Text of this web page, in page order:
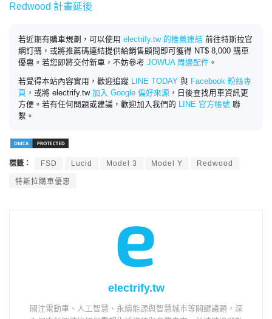
Redwood 計畫延後
若近期有購車規劃，可以使用 electrify.tw 的推薦連結 前往特斯拉官
網訂購，或將推薦碼連結提供給銷售顧問即可獲得 NT$ 8,000 購車
優惠。若您即將交付新車，不妨參考 JOWUA 周邊配件 。
若覺得本站內容實用，歡迎追蹤 LINE TODAY 與 Facebook 粉絲專
頁 ，或將 electrify.tw 加入 Google 偏好來源 ，日後查找用車資訊更
方便。若有任何問題或建議，歡迎加入我們的 LINE 官方帳號 聯
繫。
標籤： FSD Lucid Model 3 Model Y Redwood
特斯拉購車優惠
electrify.tw
關注電動車、人工智慧、永續能源與智慧城市等關鍵議題，深